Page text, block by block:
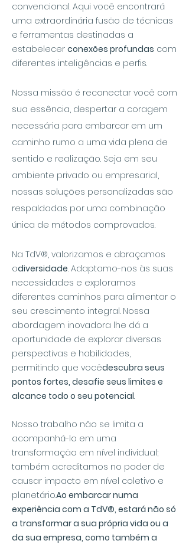
convencional. Aqui você encontrará
uma extraordinária fusão de técnicas
e ferramentas destinadas a
estabelecer conexões profundas com
diferentes inteligências e perfis.
Nossa missão é reconectar você com
sua essência, despertar a coragem
necessária para embarcar em um
caminho rumo a uma vida plena de
sentido e realização. Seja em seu
ambiente privado ou empresarial,
nossas soluções personalizadas são
respaldadas por uma combinação
única de métodos comprovados.
Na TdV®, valorizamos e abraçamos
odiversidade. Adaptamo-nos às suas
necessidades e exploramos
diferentes caminhos para alimentar o
seu crescimento integral. Nossa
abordagem inovadora lhe dá a
oportunidade de explorar diversas
perspectivas e habilidades,
permitindo que vocêdescubra seus
pontos fortes, desafie seus limites e
alcance todo o seu potencial.
Nosso trabalho não se limita a
acompanhá-lo em uma
transformação em nível individual;
também acreditamos no poder de
causar impacto em nível coletivo e
planetário.Ao embarcar numa
experiência com a TdV®, estará não só
a transformar a sua própria vida ou a
da sua empresa, como também a